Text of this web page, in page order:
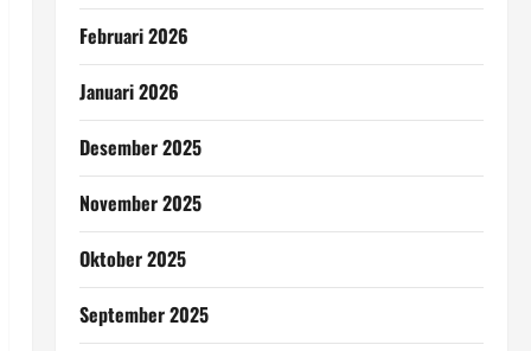
Februari 2026
Januari 2026
Desember 2025
November 2025
Oktober 2025
September 2025